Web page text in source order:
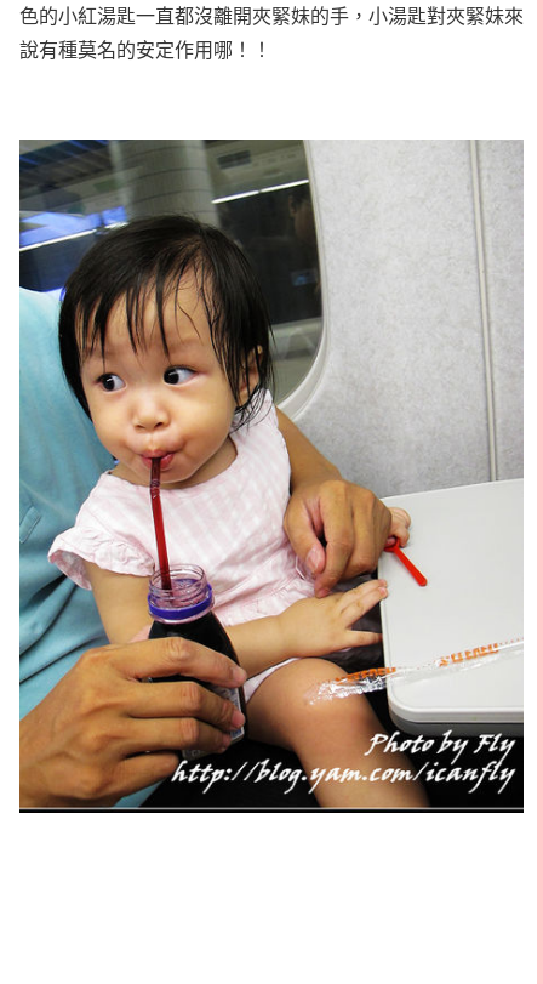
色的小紅湯匙一直都沒離開夾緊妹的手，小湯匙對夾緊妹來
說有種莫名的安定作用哪！！